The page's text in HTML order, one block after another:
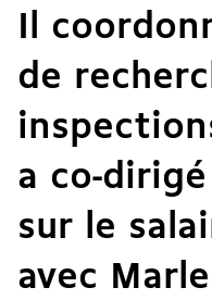
Il
de
a co-
sur le
avec